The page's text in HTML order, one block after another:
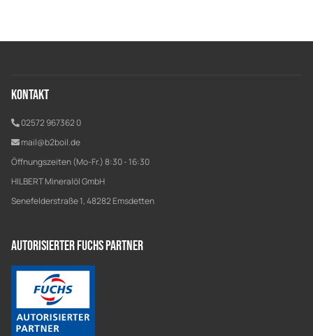
Kontakt
02572 967362 0
mail@b2boil.de
Öffnungszeiten (Mo-Fr.) 8:30 - 16:30
HILBERT Mineralöl GmbH
Senefelderstraße 1, 48282 Emsdetten
Autorisierter Fuchs Partner